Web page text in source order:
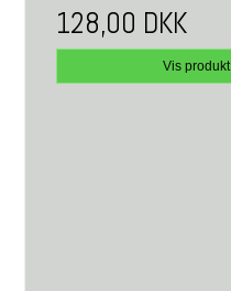
128,00 DKK
Vis produkt